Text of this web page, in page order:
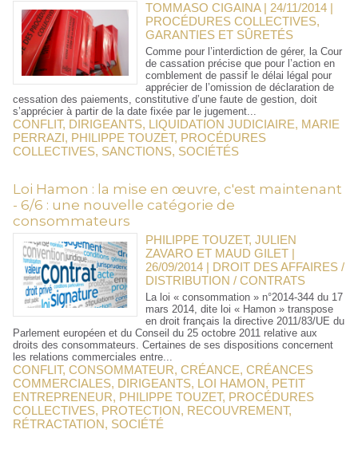
TOMMASO CIGAINA | 24/11/2014 |
PROCÉDURES COLLECTIVES,
GARANTIES ET SÛRETÉS
Comme pour l’interdiction de gérer, la Cour
de cassation précise que pour l’action en
comblement de passif le délai légal pour
apprécier de l’omission de déclaration de
cessation des paiements, constitutive d’une faute de gestion, doit
s’apprécier à partir de la date fixée par le jugement...
CONFLIT, DIRIGEANTS, LIQUIDATION JUDICIAIRE, MARIE
PERRAZI, PHILIPPE TOUZET, PROCÉDURES
COLLECTIVES, SANCTIONS, SOCIÉTÉS
Loi Hamon : la mise en œuvre, c'est maintenant
- 6/6 : une nouvelle catégorie de
consommateurs
PHILIPPE TOUZET, JULIEN
ZAVARO ET MAUD GILET |
26/09/2014 | DROIT DES AFFAIRES /
DISTRIBUTION / CONTRATS
La loi « consommation » n°2014-344 du 17
mars 2014, dite loi « Hamon » transpose
en droit français la directive 2011/83/UE du
Parlement européen et du Conseil du 25 octobre 2011 relative aux
droits des consommateurs. Certaines de ses dispositions concernent
les relations commerciales entre...
CONFLIT, CONSOMMATEUR, CRÉANCE, CRÉANCES
COMMERCIALES, DIRIGEANTS, LOI HAMON, PETIT
ENTREPRENEUR, PHILIPPE TOUZET, PROCÉDURES
COLLECTIVES, PROTECTION, RECOUVREMENT,
RÉTRACTATION, SOCIÉTÉ